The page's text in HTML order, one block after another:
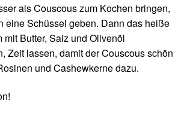
als Couscous zum Kochen bringen,
eine Schüssel geben. Dann das heiße
mit Butter, Salz und Olivenöl
Zeit lassen, damit der Couscous schön
und Cashewkerne dazu.